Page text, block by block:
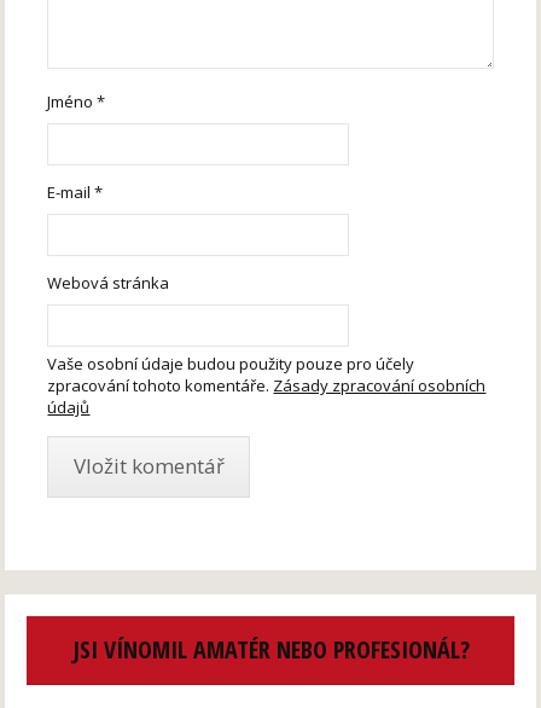
Jméno*
E-mail*
Webová stránka
Vaše osobní údaje budou použity pouze pro účely
zpracování tohoto komentáře. Zásady zpracování osobních
údajů
JSI VÍNOMIL AMATÉR NEBO PROFESIONÁL?